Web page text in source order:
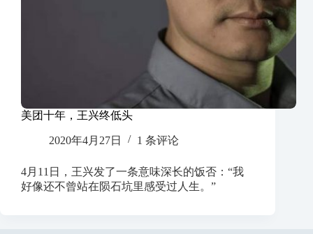
美团十年，王兴终低头
2020年4月27日 1 条评论
4月11日，王兴发了一条意味深长的饭否：“我
好像还不曾站在陨石坑里感受过人生。”